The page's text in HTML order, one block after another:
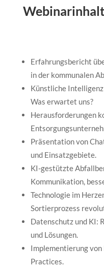
Webinarinhalt
Erfahrungsbericht
in der kommunalen
Künstliche
Was erwartet uns?
Herausforderungen
Präsentation von
und Einsatzgebiete.
KI-gestützte
Kommunikation,
Technologie im
Sortierprozess
Datenschutz und KI:
und Lösungen.
Implementierung von
Practices.